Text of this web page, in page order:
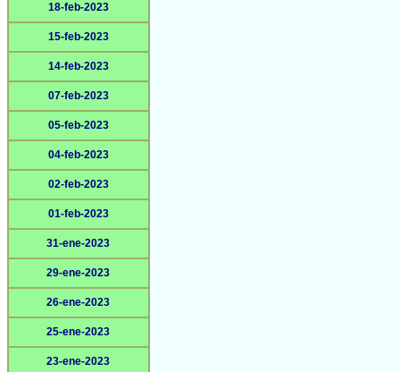
18-feb-2023
15-feb-2023
14-feb-2023
07-feb-2023
05-feb-2023
04-feb-2023
02-feb-2023
01-feb-2023
31-ene-2023
29-ene-2023
26-ene-2023
25-ene-2023
23-ene-2023